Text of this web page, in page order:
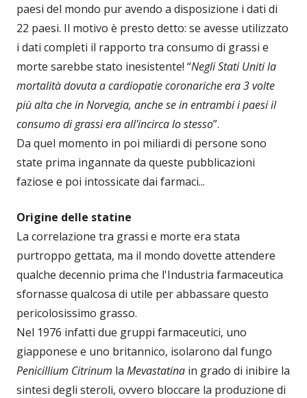
paesi del mondo pur avendo a disposizione i dati di
22 paesi. Il motivo è presto detto: se avesse utilizzato
i dati completi il rapporto tra consumo di grassi e
morte sarebbe stato inesistente! “Negli Stati Uniti la
mortalità dovuta a cardiopatie coronariche era 3 volte
più alta che in Norvegia, anche se in entrambi i paesi il
consumo di grassi era all'incirca lo stesso”.
Da quel momento in poi miliardi di persone sono
state prima ingannate da queste pubblicazioni
faziose e poi intossicate dai farmaci...
Origine delle statine
La correlazione tra grassi e morte era stata
purtroppo gettata, ma il mondo dovette attendere
qualche decennio prima che l'Industria farmaceutica
sfornasse qualcosa di utile per abbassare questo
pericolosissimo grasso.
Nel 1976 infatti due gruppi farmaceutici, uno
giapponese e uno britannico, isolarono dal fungo
Penicillium Citrinum la Mevastatina in grado di inibire la
sintesi degli steroli, ovvero bloccare la produzione di